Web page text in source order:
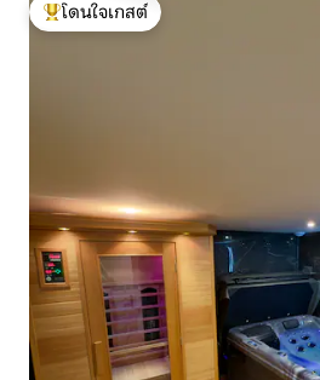
โดนใจเกสต์ที่สุด
โดนใจเกสต์